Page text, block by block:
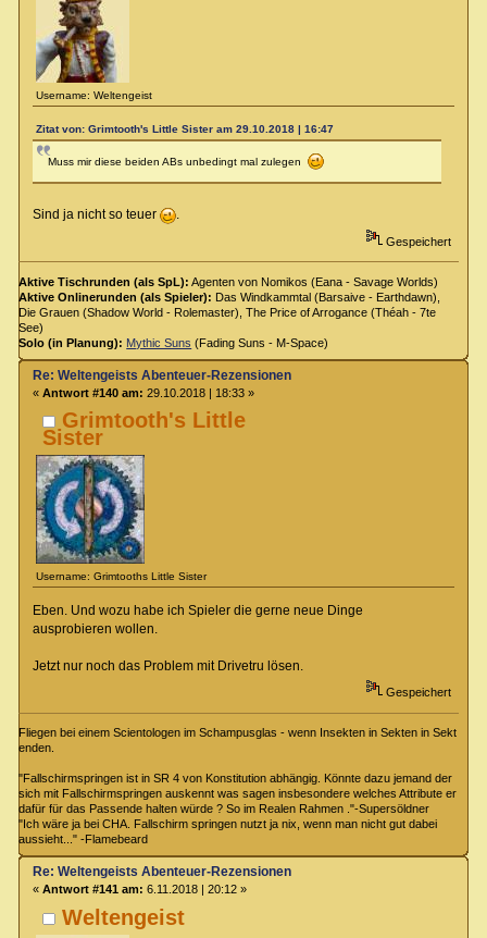
Username: Weltengeist
Zitat von: Grimtooth's Little Sister am 29.10.2018 | 16:47
Muss mir diese beiden ABs unbedingt mal zulegen
Sind ja nicht so teuer .
Gespeichert
Aktive Tischrunden (als SpL): Agenten von Nomikos (Eana - Savage Worlds)
Aktive Onlinerunden (als Spieler): Das Windkammtal (Barsaive - Earthdawn),
Die Grauen (Shadow World - Rolemaster), The Price of Arrogance (Théah - 7te
See)
Solo (in Planung): Mythic Suns (Fading Suns - M-Space)
Grimtooth's Little
Sister
Username: Grimtooths Little Sister
Re: Weltengeists Abenteuer-Rezensionen
« Antwort #140 am: 29.10.2018 | 18:33 »
Eben. Und wozu habe ich Spieler die gerne neue Dinge
ausprobieren wollen.
Jetzt nur noch das Problem mit Drivetru lösen.
Gespeichert
Fliegen bei einem Scientologen im Schampusglas - wenn Insekten in Sekten in Sekt
enden.
"Fallschirmspringen ist in SR 4 von Konstitution abhängig. Könnte dazu jemand der
sich mit Fallschirmspringen auskennt was sagen insbesondere welches Attribute er
dafür für das Passende halten würde ? So im Realen Rahmen ."-Supersöldner
"Ich wäre ja bei CHA. Fallschirm springen nutzt ja nix, wenn man nicht gut dabei
aussieht..." -Flamebeard
Weltengeist
Re: Weltengeists Abenteuer-Rezensionen
« Antwort #141 am: 6.11.2018 | 20:12 »